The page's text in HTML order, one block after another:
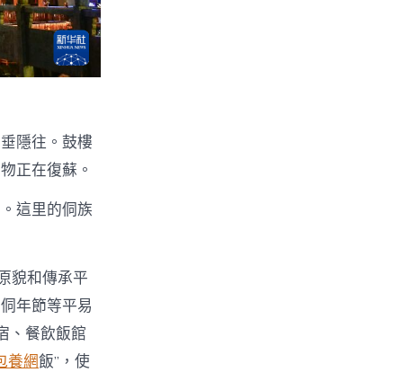
隱往。鼓樓
正在復蘇。
這里的侗族
貌和傳承平
年節等平易
、餐飲飯館
養網飯”，使